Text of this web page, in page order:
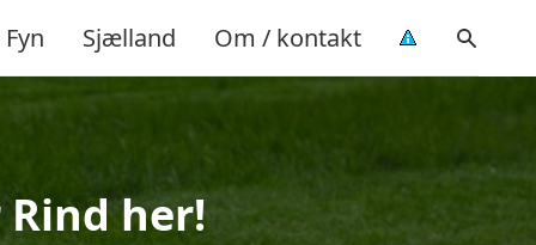
Fyn Sjælland Om / kontakt
her!